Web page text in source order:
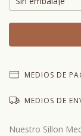
MEDIOS DE
MEDIOS DE
Nuestro Sillon